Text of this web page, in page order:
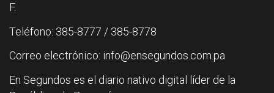
F.
Teléfono: 385-8777 / 385-8778
Correo electrónico: info@ensegundos.com.pa
En Segundos es el diario nativo digital líder de la